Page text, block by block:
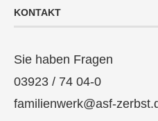
KONTAKT
Sie haben Fragen
03923 / 74 04-0
familienwerk@asf-